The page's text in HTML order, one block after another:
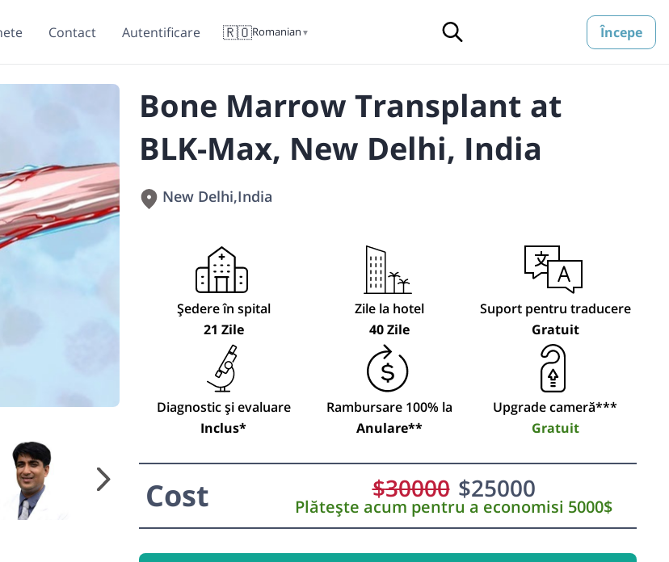
Contact Autentificare 🇷🇴Romanian ▼ Începe
Bone Marrow Transplant at
BLK-Max, New Delhi, India
New Delhi,India
Ședere în spital
21 Zile
Zile la hotel
40 Zile
Suport pentru traducere
Gratuit
Diagnostic și evaluare
Inclus*
Rambursare 100% la
Anulare**
Upgrade cameră***
Gratuit
Cost $30000 $25000
Plătește acum pentru a economisi 5000$